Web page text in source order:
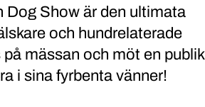
Dog Show är den ultimata
och hundrelaterade
mässan och möt en publik
i sina fyrbenta vänner!